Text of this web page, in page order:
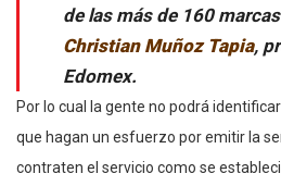
de las más de 160
Christian Muñoz Tapia,
Edomex.
Por lo cual la gente no podrá
que hagan un esfuerzo por emitir la
contraten el servicio como se